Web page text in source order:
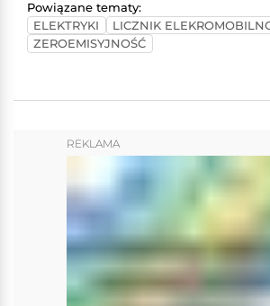
Powiązane tematy:
ELEKTRYKI
LICZNIK
ZEROEMISYJNOŚĆ
REKLAMA